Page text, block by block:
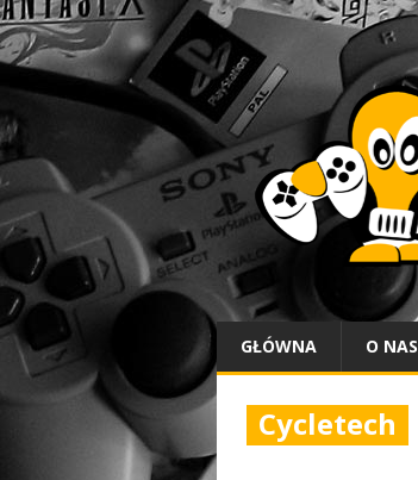
GŁÓWNA O NAS
Cycletech